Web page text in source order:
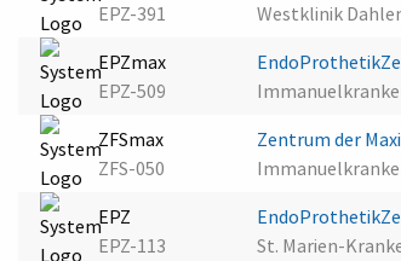
EPZ-391
Westklinik
EPZmax
EPZ-509
ZFSmax
ZFS-050
Zentrum der
EPZ
EPZ-113
St. Marien-